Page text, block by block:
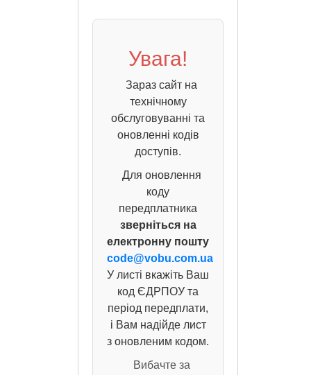
Увага!
Зараз сайт на
технічному
обслуговуванні та
оновленні кодів
доступів.
Для оновлення
коду
передплатника
зверніться на
електронну пошту
code@vobu.com.ua
У листі вкажіть Ваш
код ЄДРПОУ та
період передплати,
і Вам надійде лист
з оновленим кодом.
Вибачте за